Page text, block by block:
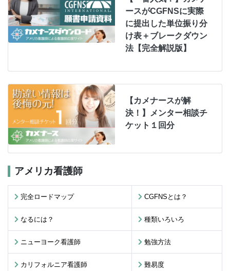
ースがCGFNSに実際
に提出した単位振り分
け表＋ブレークダウン
法【完全解説版】
【カメナースが解
決！】メンター相談チ
ケット１回分
アメリカ看護師
完全ロードマップ CGFNSとは？
なるには？ 種類いろいろ
ニューヨーク看護師 勉強方法
カリフォルニア看護師 難易度